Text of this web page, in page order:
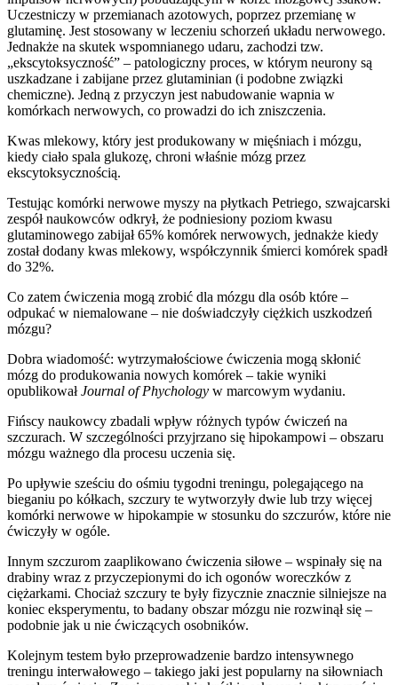
Uczestniczy w przemianach azotowych, poprzez przemianę w
glutaminę. Jest stosowany w leczeniu schorzeń układu nerwowego.
Jednakże na skutek wspomnianego udaru, zachodzi tzw.
„ekscytoksyczność” – patologiczny proces, w którym neurony są
uszkadzane i zabijane przez glutaminian (i podobne związki
chemiczne). Jedną z przyczyn jest nabudowanie wapnia w
komórkach nerwowych, co prowadzi do ich zniszczenia.
Kwas mlekowy, który jest produkowany w mięśniach i mózgu,
kiedy ciało spala glukozę, chroni właśnie mózg przez
ekscytoksycznością.
Testując komórki nerwowe myszy na płytkach Petriego, szwajcarski
zespół naukowców odkrył, że podniesiony poziom kwasu
glutaminowego zabijał 65% komórek nerwowych, jednakże kiedy
został dodany kwas mlekowy, współczynnik śmierci komórek spadł
do 32%.
Co zatem ćwiczenia mogą zrobić dla mózgu dla osób które –
odpukać w niemalowane – nie doświadczyły ciężkich uszkodzeń
mózgu?
Dobra wiadomość: wytrzymałościowe ćwiczenia mogą skłonić
mózg do produkowania nowych komórek – takie wyniki
opublikowałJournal of Phychology w marcowym wydaniu.
Fińscy naukowcy zbadali wpływ różnych typów ćwiczeń na
szczurach. W szczególności przyjrzano się hipokampowi – obszaru
mózgu ważnego dla procesu uczenia się.
Po upływie sześciu do ośmiu tygodni treningu, polegającego na
bieganiu po kółkach, szczury te wytworzyły dwie lub trzy więcej
komórki nerwowe w hipokampie w stosunku do szczurów, które nie
ćwiczyły w ogóle.
Innym szczurom zaaplikowano ćwiczenia siłowe – wspinały się na
drabiny wraz z przyczepionymi do ich ogonów woreczków z
ciężarkami. Chociaż szczury te były fizycznie znacznie silniejsze na
koniec eksperymentu, to badany obszar mózgu nie rozwinął się –
podobnie jak u nie ćwiczących osobników.
Kolejnym testem było przeprowadzenie bardzo intensywnego
treningu interwałowego – takiego jaki jest popularny na siłowniach